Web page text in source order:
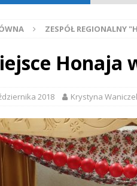
[ 2
[ 2
[ 2
[ 5
Folkloru
ZESPÓŁ REGIONALNY
Honaja
2018 Krystyna